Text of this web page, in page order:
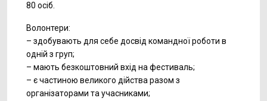
80 осіб.
Волонтери:
– здобувають для себе досвід командної роботи в
одній з груп;
– мають безкоштовний вхід на фестиваль;
– є частиною великого дійства разом з
організаторами та учасниками;